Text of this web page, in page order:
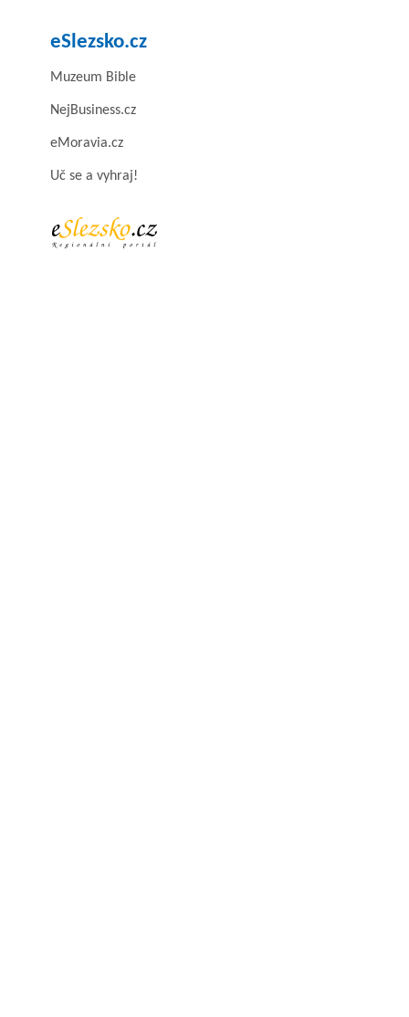
eSlezsko.cz
Muzeum Bible
NejBusiness.cz
eMoravia.cz
Uč se a vyhraj!